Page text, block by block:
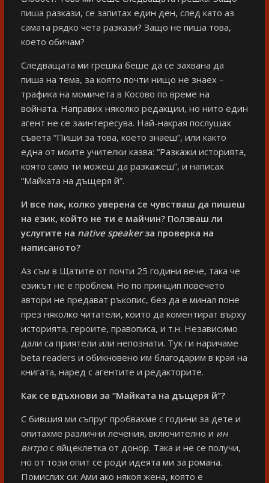
пиша разкази, се запитах един ден, след като аз
самата рядко чета разкази? Защо не пиша това,
което обичам?
Следващата ми грешка беше да се захвана да
пиша на тема, за която почти нищо не знаех –
трафика на момичета в Косово по време на
войната. Направих няколко редакции, но нито един
агент не се заинтересува. Най-накрая послушах
съвета “Пиши за това, което знаеш”, или както
една от моите учителки казва: “Разкажи историята,
която само ти можеш да разкажеш”, и написах
“Майката на дъщеря й”.
И все пак, колко уверена се чувстваш да пишеш
на език, който не ти е майчин? Ползваш ли
услугите на native speakerза проверка на
написаното?
Аз съм в Щатите от почти 25 години вече, така че
езикът не е проблем. Но по принцип повечето
автори не предават ръкопис, без да е минал поне
през няколко читатели, които да коментират върху
историята, героите, правописа, и т.н. Независимо
дали са приятели или непознати. Тук ги наричаме
beta readers и обикновено им благодарим в края на
книгата, наред с агентите и редакторите.
Как се вдъхнови за “Майката на дъщеря й”?
С бившия ми съпруг пробвахме с години за дете и
опитахме различни лечения, включително и ин
витрос яйцеклетка от донор. Така и не се получи,
но от този опит се роди идеята ми за романа.
Помислих си: Ами ако някоя жена, която е